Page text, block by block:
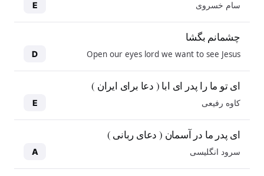
سام خسروی E
چشمانم بگشا
Open our eyes lord we want to see Jesus
D
ای تو ما را پدر ای ابا ( دعا برای ایران )
کاوه رفیعی E
ای پدر ما در آسمان ( دعای ربانی )
سرود انگلیسی A